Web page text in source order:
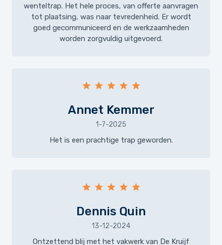
wenteltrap. Het hele proces, van offerte aanvragen
tot plaatsing, was naar tevredenheid. Er wordt
goed gecommuniceerd en de werkzaamheden
worden zorgvuldig uitgevoerd.
Annet Kemmer
1-7-2025
Het is een prachtige trap geworden.
Dennis Quin
13-12-2024
Ontzettend blij met het vakwerk van De Kruijf